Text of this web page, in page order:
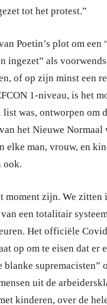
tot het protest.”
Poetin’s plot om een
ingezet” als
of op zijn minst een
1-niveau, is het
was, ontworpen om
het Nieuwe
man, vrouw, en
ook.
moment zijn. We
een totalitair
Het officiële
op om te eisen dat er
supremacisten”
uit de
kinderen, over de